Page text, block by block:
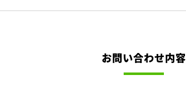
お問い合わせ内容